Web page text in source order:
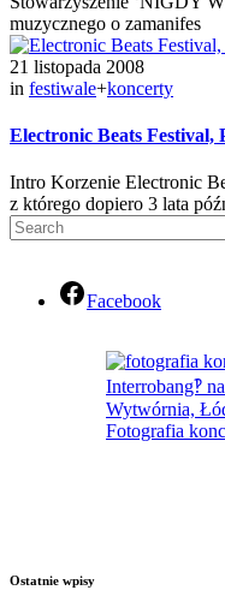
muzycznego o zamanifes
21 listopada 2008
in festiwale+koncerty
Electronic Beats Festival,
Intro Korzenie Electronic
z którego dopiero 3 lata
Facebook
Fotografia
Ostatnie wpisy